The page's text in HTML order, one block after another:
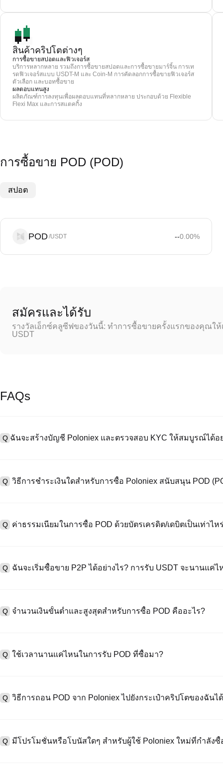
สินค้าคริปโตต่างๆ
การซื้อขายสปอตและฟิวเจอร์ส
บริการหลากหลาย รวมถึงการซื้อขายสปอตและการซื้อขายมาร์จิ้น การเท
รดฟิวเจอร์สแบบ USDT-M และ Coin-M การคัดลอกการซื้อขายฟิวเจอร์ส
ตัวเลือก และบอทซื้อขาย
ผลตอบแทนสูง
ผลิตภัณฑ์การลงทุนเพื่อผลตอบแทนที่หลากหลาย ประกอบด้วย Flexible
Flexi Max และการสแตคกิ้ง
การซื้อขาย POD (POD)
สปอต
POD/USDT --0.00%
สมัครและได้รับ
รางวัลเอ็กซ์คลูซีฟของวันนี้: ทำการซื้อขายครั้งแรกของคุณใ
USDT
FAQs
Q ฉันจะสร้างบัญชี Poloniex และตรวจสอบ KYC ให้สมบูรณ์ได้อ
"ความปลอดภัย" อัปโหลดเอกสาร Id ที่ถูกต้องของคุณ และถ่ายเซลฟี่เ
Q วิธีการชำระเงินใดสำหรับการซื้อ Poloniex สนับสนุน POD
ซื้อขาย OTC สำหรับธุรกรรมขนาดใหญ่เกิน 100,000 USD พร้อมใบเสนอ
Q ค่าธรรมเนียมในการซื้อ POD ด้วยบัตรเครดิต/เดบิตเป็นเท่าไห
การซื้อขายแบบสปอตมาตรฐาน (ต่ำถึง 0.05%) ใช้กับการซื้อขาย POD/
Q ฉันจะเริ่มซื้อขาย P2P ได้อย่างไร? การรับ USDT จะนานแค่ไ
กับวิธีการชำระเงินและเวลาตอบสนองของผู้ขาย
Q จำนวนเงินขั้นต่ำและสูงสุดสำหรับการซื้อ POD คืออะไร?
มัดจำขั้นต่ำ 100 ดอลลาร์ คุณสามารถตรวจสอบแต่ละหน้าสำหรับขีดจำกั
Q ใช้เวลานานแค่ไหนในการรับ POD ที่ซื้อมา?
คุณเสร็จสิ้น คุณสามารถแลกเปลี่ยนเป็น USDT แล้วแลกเปลี่ยนกับ POD
Q วิธีการถอน POD จาก Poloniex ไปยังกระเป๋าคริปโตของฉันไ
Q มีโปรโมชั่นหรือโบนัสใดๆ สำหรับผู้ใช้ Poloniex ใหม่ที่กำลังซื้